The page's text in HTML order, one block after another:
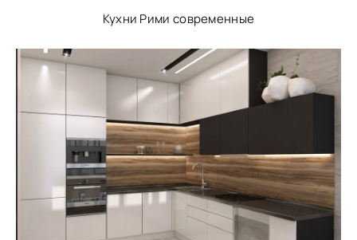
Кухни Рими современные